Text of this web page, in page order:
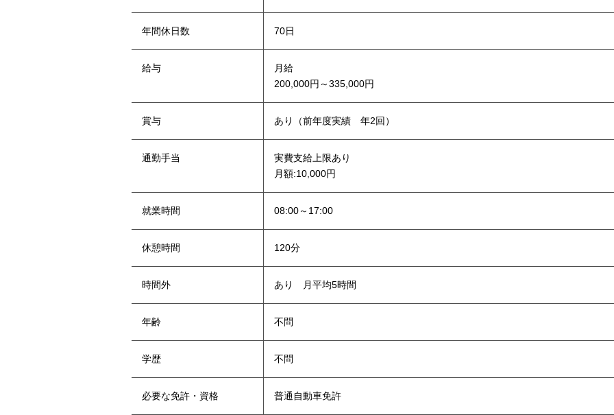
年間休日数 70日
給与
‪月給‬
200,000円～335,000円‬
賞与 あり（前年度実績 年2回）
通勤手当
実費支給上限あり
月額:10,000円
就業時間 08:00～17:00‬
休憩時間 120分
時間外 あり 月平均5時間
年齢 不問
学歴 ‪不問‬
必要な免許・資格 ‪普通自動車免許‬